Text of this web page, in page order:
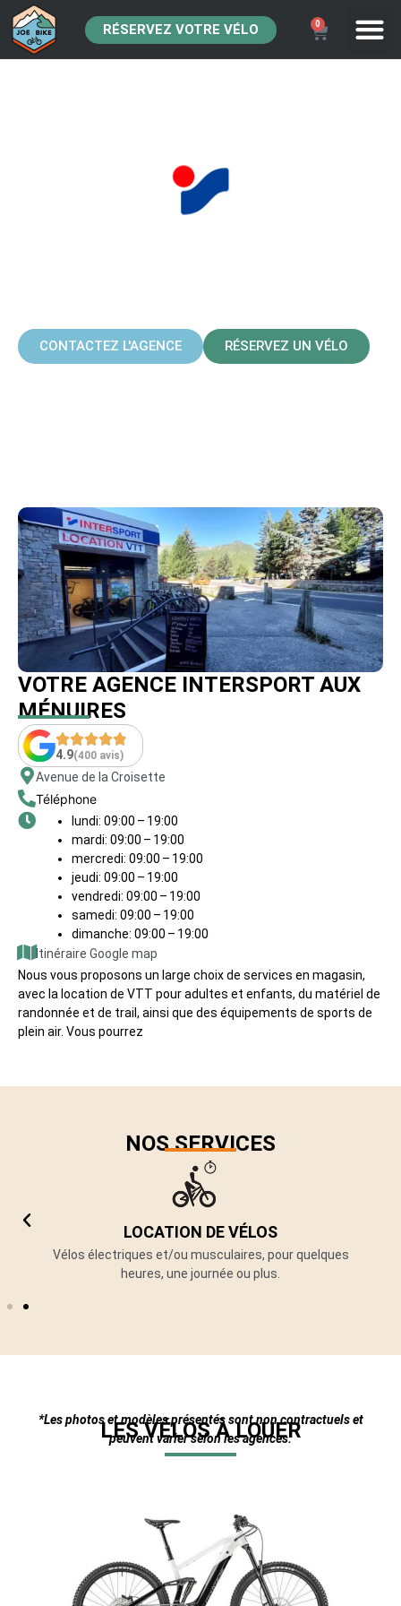
0
RÉSERVEZ VOTRE VÉLO
CONTACTEZ L'AGENCE RÉSERVEZ UN VÉLO
VOTRE AGENCE INTERSPORT AUX
MÉNUIRES
4.9(400 avis)
Avenue de la Croisette
Téléphone
lundi: 09:00 – 19:00
mardi: 09:00 – 19:00
mercredi: 09:00 – 19:00
jeudi: 09:00 – 19:00
vendredi: 09:00 – 19:00
samedi: 09:00 – 19:00
dimanche: 09:00 – 19:00
Itinéraire Google map
Nous vous proposons un large choix de services en magasin,
avec la location de VTT pour adultes et enfants, du matériel de
randonnée et de trail, ainsi que des équipements de sports de
plein air. Vous pourrez
NOS SERVICES
LOCATION DE VÉLOS
Vélos électriques et/ou musculaires, pour quelques
heures, une journée ou plus.
LES VÉLOS À LOUER
*Les photos et modèles présentés sont non contractuels et
peuvent varier selon les agences.